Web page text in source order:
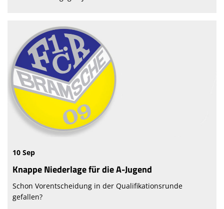
10 Sep
Knappe Niederlage für die A-Jugend
Schon Vorentscheidung in der Qualifikationsrunde
gefallen?